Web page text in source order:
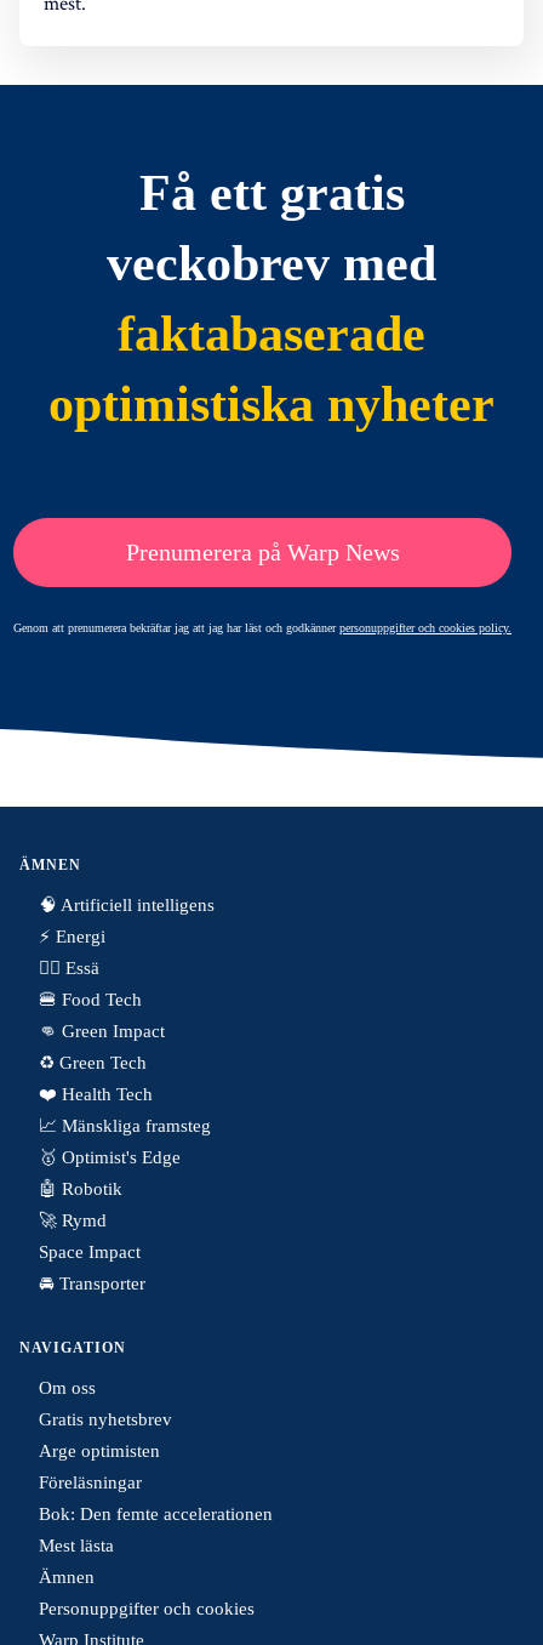
Få ett gratis
veckobrev med
faktabaserade
optimistiska nyheter
Prenumerera på Warp News
Genom att prenumerera bekräftar jag att jag har läst och godkännerpersonuppgifter och cookies policy.
ÄMNEN
🧠 Artificiell intelligens
⚡️ Energi
✍🏼 Essä
🍔 Food Tech
👊 Green Impact
♻️ Green Tech
❤️ Health Tech
📈 Mänskliga framsteg
🥇 Optimist's Edge
🤖 Robotik
🚀 Rymd
Space Impact
🚘 Transporter
NAVIGATION
Om oss
Gratis nyhetsbrev
Arge optimisten
Föreläsningar
Bok: Den femte accelerationen
Mest lästa
Ämnen
Personuppgifter och cookies
Warp Institute